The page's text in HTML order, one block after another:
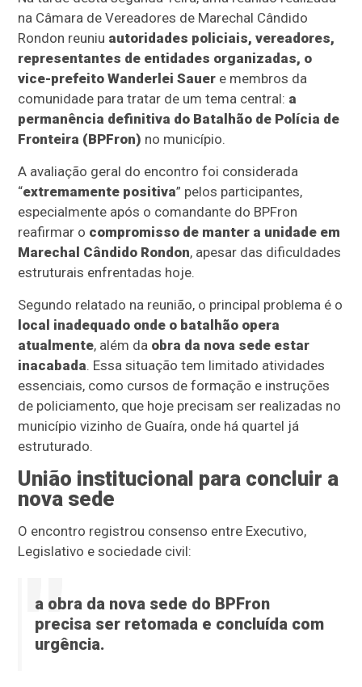
na Câmara de Vereadores de Marechal Cândido
Rondon reuniu autoridades policiais, vereadores,
representantes de entidades organizadas, o
vice-prefeito Wanderlei Sauer e membros da
comunidade para tratar de um tema central: a
permanência definitiva do Batalhão de Polícia de
Fronteira (BPFron) no município.
A avaliação geral do encontro foi considerada
“extremamente positiva” pelos participantes,
especialmente após o comandante do BPFron
reafirmar o compromisso de manter a unidade em
Marechal Cândido Rondon, apesar das dificuldades
estruturais enfrentadas hoje.
Segundo relatado na reunião, o principal problema é o
local inadequado onde o batalhão opera
atualmente, além da obra da nova sede estar
inacabada. Essa situação tem limitado atividades
essenciais, como cursos de formação e instruções
de policiamento, que hoje precisam ser realizadas no
município vizinho de Guaíra, onde há quartel já
estruturado.
União institucional para concluir a
nova sede
O encontro registrou consenso entre Executivo,
Legislativo e sociedade civil:
a obra da nova sede do BPFron
precisa ser retomada e concluída com
urgência.